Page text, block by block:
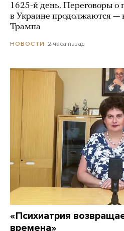
1625-й день. Переговоры о
в Украине продолжаются —
Трампа
НОВОСТИ 2 часа назад
«Психиатрия
времена»